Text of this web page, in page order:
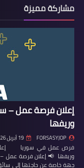
مشاركة مميزة
إعلان فرصة عمل –
وريفها
FORSASYJOP 19 أبريل 2026
فرص عمل في سوريا
وريفها 📢 إعلان فرصة عمل
جهة خاصة عن حاجتها إلى